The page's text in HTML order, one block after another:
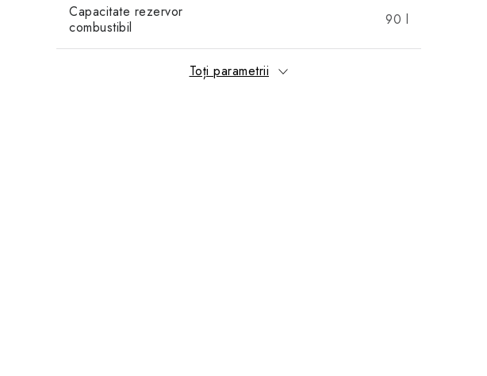
Capacitate rezervor
combustibil
90 l
Toți parametrii